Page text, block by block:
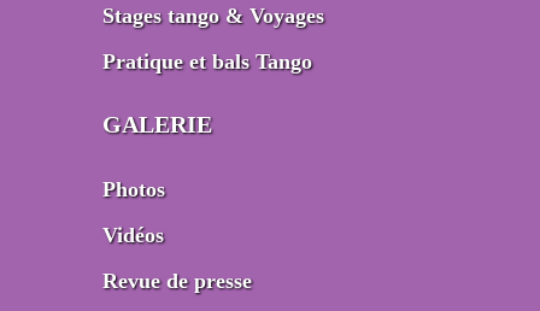
Stages tango & Voyages
Pratique et bals Tango
GALERIE
Photos
Vidéos
Revue de presse